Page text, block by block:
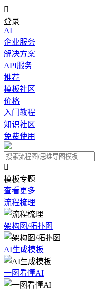

登录
AI
企业服务
解决方案
API服务
推荐
模板社区
价格
入门教程
知识社区
免费使用

模板专题
查看更多
流程梳理
架构图/拓扑图
AI生成模板
一图看懂AI